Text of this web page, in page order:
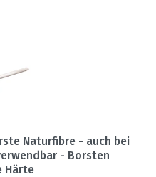
Naturfibre - auch bei
- Borsten
Härte